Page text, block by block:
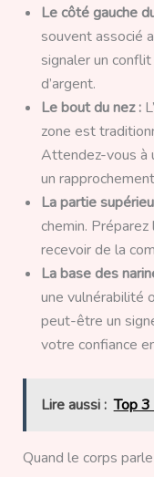
Le côté gauche
souvent associé
signaler un
d’argent.
Le bout du nez :
zone est
Attendez-vous à
un
La partie
chemin.
recevoir de la
La base des
une vulnérabilité
peut-être un
votre confiance
Lire aussi : Top
Quand le corps